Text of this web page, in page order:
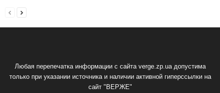
Любая перепечатка информации с сайта verge.zp.ua допустима
только при указании источника и наличии активной гиперссылки на
сайт "ВЕРЖЕ"